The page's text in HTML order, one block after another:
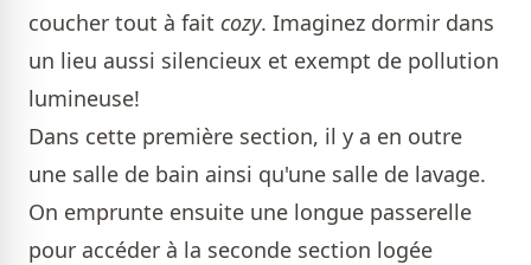
coucher tout à fait cozy. Imaginez dormir dans
un lieu aussi silencieux et exempt de pollution
lumineuse!
Dans cette première section, il y a en outre
une salle de bain ainsi qu'une salle de lavage.
On emprunte ensuite une longue passerelle
pour accéder à la seconde section logée